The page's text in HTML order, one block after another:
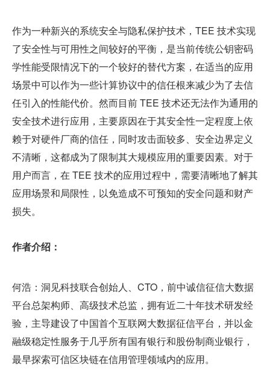
作为一种新兴的系统安全与隐私保护技术，TEE 技术实现
了安全性与可用性之间较好的平衡，是当前传统公钥密码
学性能受限情况下的一个较好的替代方案，在适当的应用
场景中可以作为一些计算协议中的信任根来减少为了去信
任引入的性能代价。然而目前 TEE 技术还无法作为通用的
安全技术进行应用，主要原因在于其安全性一定程度上依
赖于对硬件厂商的信任，同时攻击面较多、安全边界定义
不清晰，这都成为了限制其大规模应用的重要因素。对于
用户而言，在 TEE 技术的应用过程中，需要清晰地了解其
应用场景和局限性，以免造成不可预知的安全问题和财产
损失。
作者介绍：
何浩：洞见科技联合创始人、CTO，前中诚信征信大数据
平台总架构师、高级技术总监，拥有近二十年技术研发经
验，主导建设了中国首个互联网大数据征信平台，并以金
融级稳定性服务于几乎所有国有银行和股份制商业银行，
最早探索可信区块链在信用管理领域内的应用。